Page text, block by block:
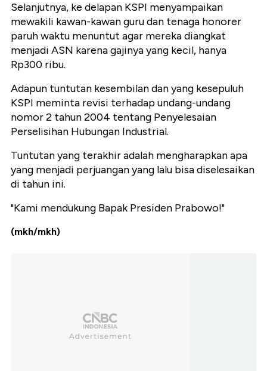
Selanjutnya, ke delapan KSPI menyampaikan
mewakili kawan-kawan guru dan tenaga honorer
paruh waktu menuntut agar mereka diangkat
menjadi ASN karena gajinya yang kecil, hanya
Rp300 ribu.
Adapun tuntutan kesembilan dan yang kesepuluh
KSPI meminta revisi terhadap undang-undang
nomor 2 tahun 2004 tentang Penyelesaian
Perselisihan Hubungan Industrial.
Tuntutan yang terakhir adalah mengharapkan apa
yang menjadi perjuangan yang lalu bisa diselesaikan
di tahun ini.
"Kami mendukung Bapak Presiden Prabowo!"
(mkh/mkh)